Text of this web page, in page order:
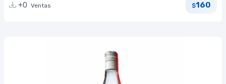
+0 Ventas $160